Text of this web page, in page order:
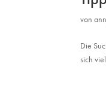
von
Die
sich